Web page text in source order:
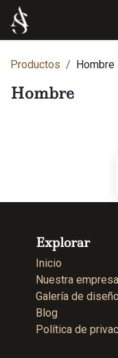
Ir al contenido
Productos Hombre
Hombre
Explorar
Inicio
Nuestra empresa
Galería de
Blog
Política de